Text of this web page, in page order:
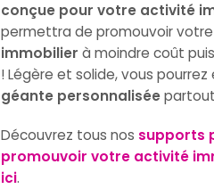
conçue pour votre activité
permettra de promouvoir votre
immobilier à moindre coût
! Légère et solide, vous
géante personnalisée
Découvrez tous nos supports
promouvoir votre activité
ici.